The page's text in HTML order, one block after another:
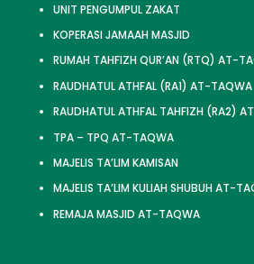
UNIT PENGUMPUL ZAKAT
KOPERASI JAMAAH MASJID
RUMAH TAHFIZH QUR’AN (RTQ) AT-
RAUDHATUL ATHFAL (RA1) AT-TAQWA
RAUDHATUL ATHFAL TAHFIZH (RA2)
TPA – TPQ AT-TAQWA
MAJELIS TA’LIM KAMISAN
MAJELIS TA’LIM KULIAH SHUBUH AT-
REMAJA MASJID AT-TAQWA